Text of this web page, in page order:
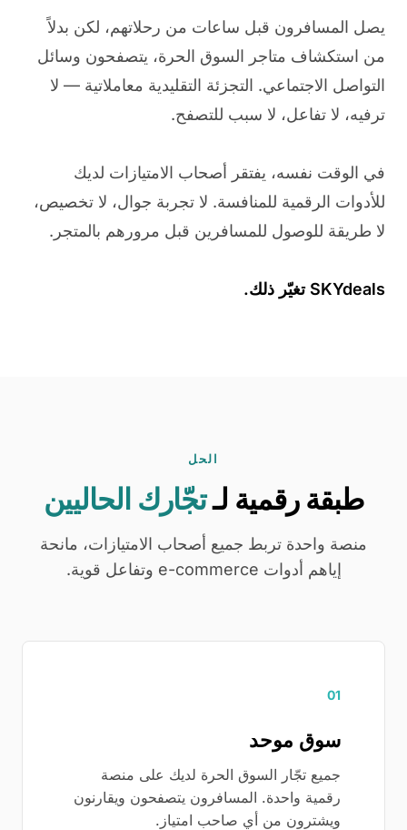
يصل المسافرون قبل ساعات من رحلاتهم، لكن بدلاً
من استكشاف متاجر السوق الحرة، يتصفحون وسائل
التواصل الاجتماعي. التجزئة التقليدية معاملاتية — لا
ترفيه، لا تفاعل، لا سبب للتصفح.
في الوقت نفسه، يفتقر أصحاب الامتيازات لديك
للأدوات الرقمية للمنافسة. لا تجربة جوال، لا تخصيص،
لا طريقة للوصول للمسافرين قبل مرورهم بالمتجر.
SKYdeals تغيّر ذلك.
الحل
طبقة رقمية لـتجّارك الحاليين
منصة واحدة تربط جميع أصحاب الامتيازات، مانحة
إياهم أدوات e-commerce وتفاعل قوية.
01
سوق موحد
جميع تجّار السوق الحرة لديك على منصة
رقمية واحدة. المسافرون يتصفحون ويقارنون
ويشترون من أي صاحب امتياز.